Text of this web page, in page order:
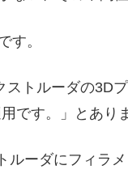
す。
トルーダの3D
です。」とあり
ーダにフィラ